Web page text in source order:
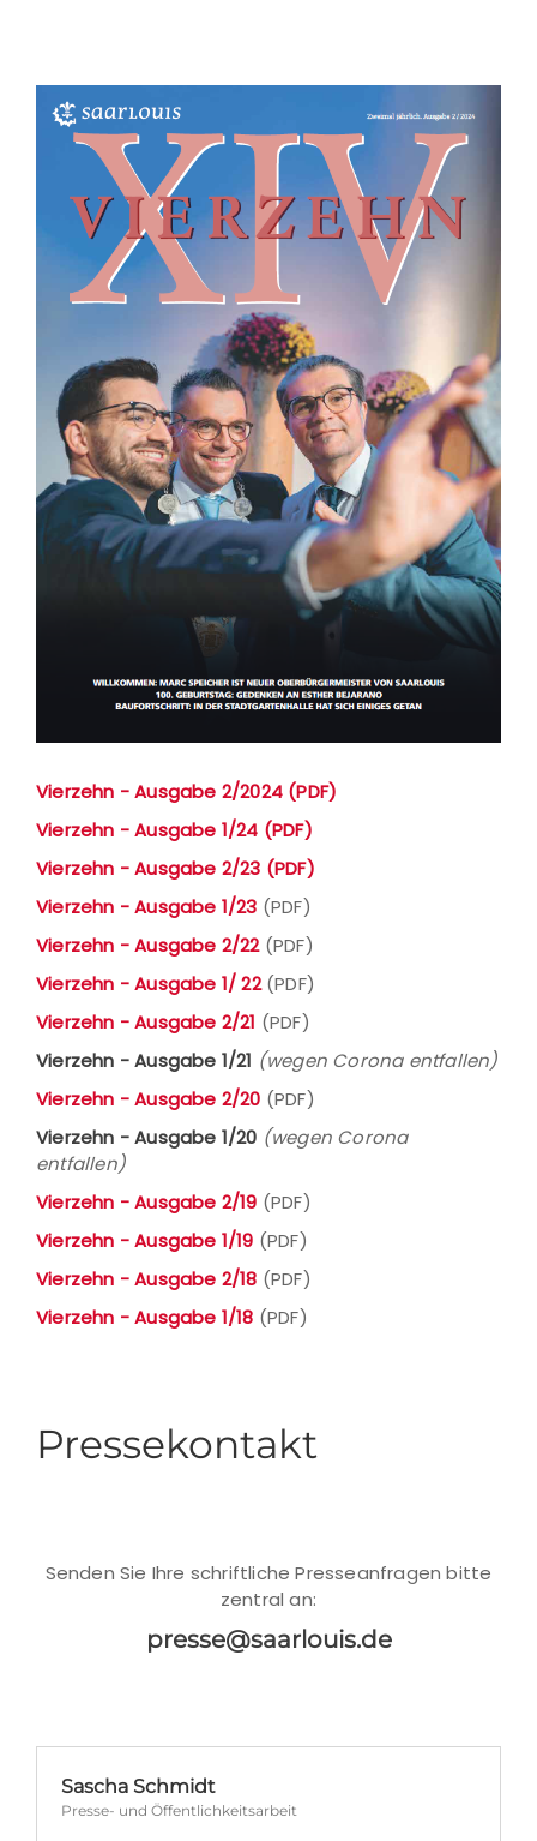
Vierzehn - Ausgabe 2/2024 (PDF)
Vierzehn - Ausgabe 1/24 (PDF)
Vierzehn - Ausgabe 2/23 (PDF)
Vierzehn - Ausgabe 1/23 (PDF)
Vierzehn - Ausgabe 2/22 (PDF)
Vierzehn - Ausgabe 1/ 22(PDF)
Vierzehn - Ausgabe 2/21 (PDF)
Vierzehn - Ausgabe 1/21 (wegen Corona entfallen)
Vierzehn - Ausgabe 2/20 (PDF)
Vierzehn - Ausgabe 1/20 (wegen Corona
entfallen)
Vierzehn - Ausgabe 2/19 (PDF)
Vierzehn - Ausgabe 1/19 (PDF)
Vierzehn - Ausgabe 2/18 (PDF)
Vierzehn - Ausgabe 1/18 (PDF)
Pressekontakt
Senden Sie Ihre schriftliche Presseanfragen bitte
zentral an:
presse@saarlouis.de
Sascha Schmidt
Presse- und Öffentlichkeitsarbeit